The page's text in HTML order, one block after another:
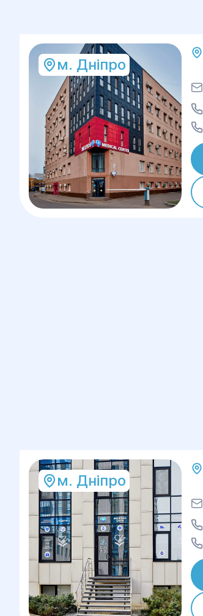
м. Дніпро
м. Дніпро